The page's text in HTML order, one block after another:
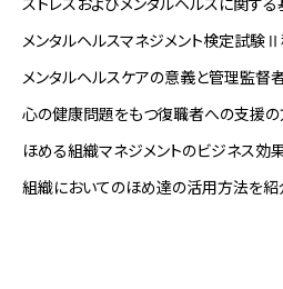
メンタルヘルスマネジメント検定試
メンタルヘルスケアの意義と管理監督
心の健康問題をもつ復職者への支援
ほめる組織マネジメントのビジネス効
組織においてのほめ達の活用方法を紹